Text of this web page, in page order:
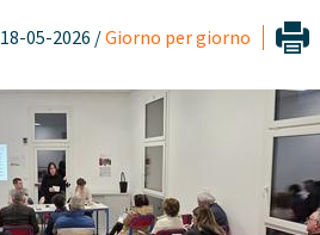
18-05-2026 /Giorno per giorno